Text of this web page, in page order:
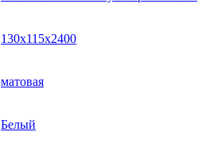
130x115x2400
матовая
Белый